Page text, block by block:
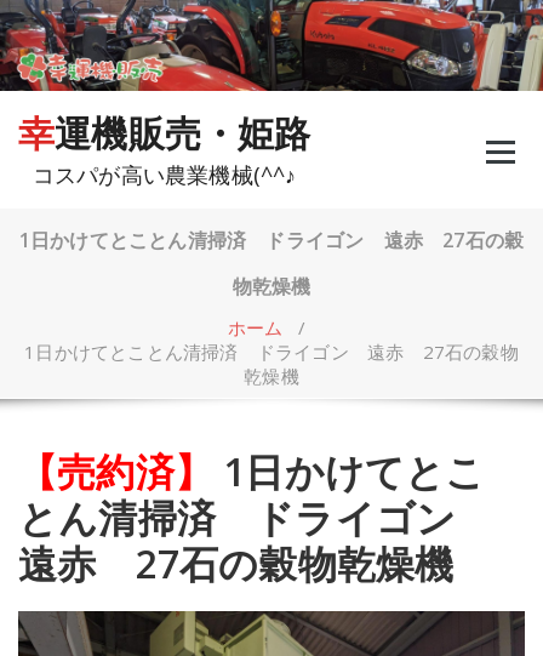
コ
ン
テ
ン
幸運機販売・姫路
コスパが高い農業機械(^^♪
1日かけてとことん清掃済 ドライゴン 遠赤 27石の穀
物乾燥機
ホーム /
1日かけてとことん清掃済 ドライゴン 遠赤 27石の穀物
乾燥機
【売約済】
1日かけてとこ
とん清掃済 ドライゴン
遠赤 27石の穀物乾燥機